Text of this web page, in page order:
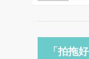
「拍拖